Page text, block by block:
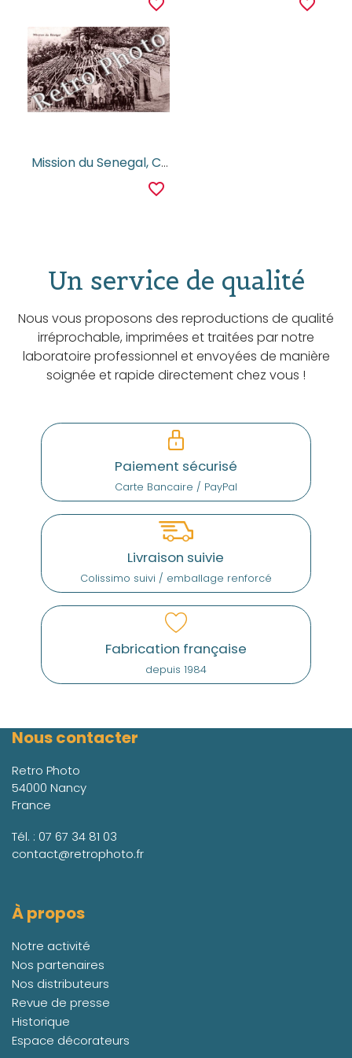
favorite_border favorite_border
Mission du Senegal, Chretiens et Catechumenes diolas agrandissant leur case chapelle
favorite_border
Un service de qualité
Nous vous proposons des reproductions de qualité
irréprochable, imprimées et traitées par notre
laboratoire professionnel et envoyées de manière
soignée et rapide directement chez vous !
Paiement sécurisé
Carte Bancaire / PayPal
Livraison suivie
Colissimo suivi / emballage renforcé
Fabrication française
depuis 1984
Nous contacter
Retro Photo
54000 Nancy
France
Tél. : 07 67 34 81 03
contact@retrophoto.fr
À propos
Notre activité
Nos partenaires
Nos distributeurs
Revue de presse
Historique
Espace décorateurs